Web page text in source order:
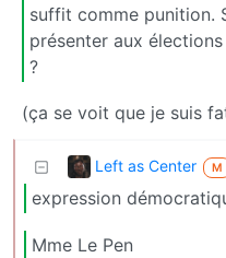
suffit comme punition.
présenter aux
?
(ça se voit que je suis
Left as Center M
expression
Mme Le Pen